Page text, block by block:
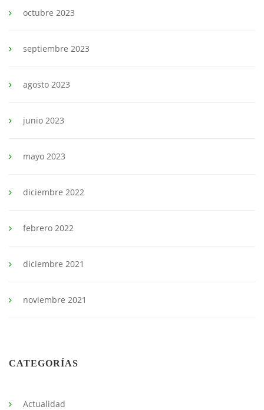
octubre 2023
septiembre 2023
agosto 2023
junio 2023
mayo 2023
diciembre 2022
febrero 2022
diciembre 2021
noviembre 2021
CATEGORÍAS
Actualidad